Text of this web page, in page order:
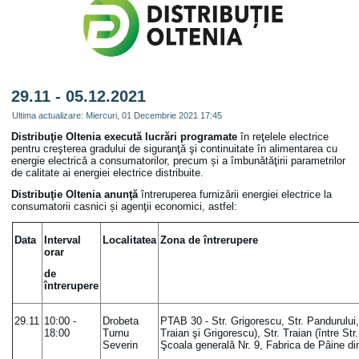
29.11 - 05.12.2021
Ultima actualizare: Miercuri, 01 Decembrie 2021 17:45
Distribuţie Olteniaexecută lucrări programate în reţelele electrice
pentru creşterea gradului de siguranţă şi continuitate în alimentarea cu
energie electrică a consumatorilor, precum și a îmbunătăţirii parametrilor
de calitate ai energiei electrice distribuite.
Distribuţie Oltenia anunţăîntreruperea furnizării energiei electrice la
consumatorii casnici și agenţii economici, astfel:
Data
Interval
orar
de
întrerupere
Localitatea Zona de întrerupere
29.11 10:00 -
18:00
Drobeta
Turnu
Severin
PTAB 30 - Str. Grigorescu, Str.
Traian şi Grigorescu), Str. Traian (între
Şcoala generală Nr. 9, Fabrica de Pâine